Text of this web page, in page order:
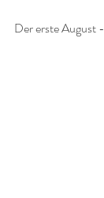
Der erste August -